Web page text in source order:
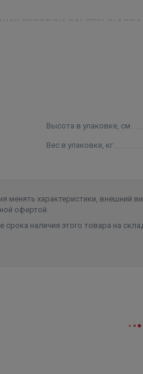
изготовлен из латуни
фланцевых - нержавеющая
Высота в упаковке, см.
Вес в упаковке, кг
менять характеристики, внешний
офертой.
наличия этого товара на